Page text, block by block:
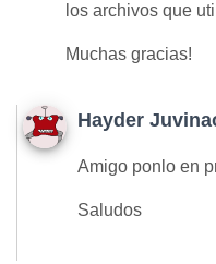
los archivos que
Muchas gracias!
Hayder
Amigo ponlo en
Saludos